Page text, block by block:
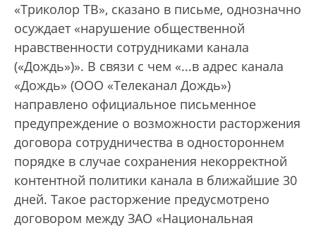
«Триколор ТВ», сказано в письме, однозначно
осуждает «нарушение общественной
нравственности сотрудниками канала
(«Дождь»)». В связи с чем «...в адрес канала
«Дождь» (ООО «Телеканал Дождь»)
направлено официальное письменное
предупреждение о возможности расторжения
договора сотрудничества в одностороннем
порядке в случае сохранения некорректной
контентной политики канала в ближайшие 30
дней. Такое расторжение предусмотрено
договором между ЗАО «Национальная